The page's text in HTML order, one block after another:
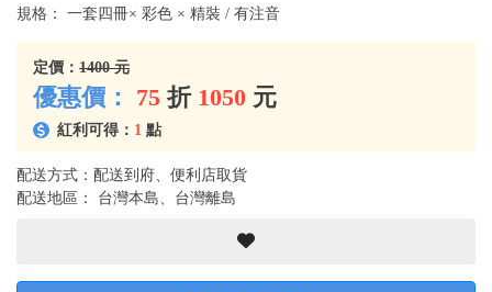
規格： 一套四冊× 彩色 × 精裝 / 有注音
定價： 1400 元
優惠價： 75 折 1050 元
紅利可得： 1 點
配送方式：配送到府、便利店取貨
配送地區： 台灣本島、台灣離島